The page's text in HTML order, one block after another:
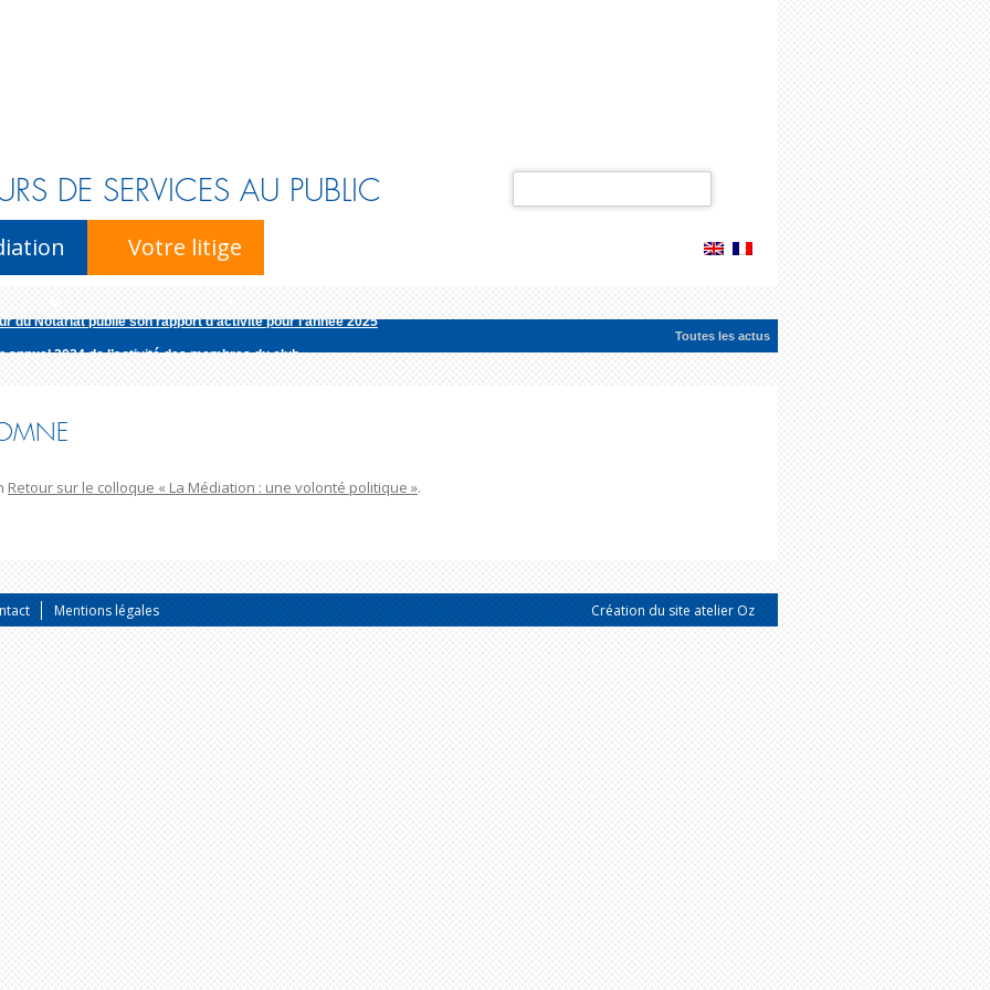
DE SERVICES AU PUBLIC Rechercher :
Skip to content
Votre litige
du Notariat publie son rapport d’activité pour l’année 2025
Toutes les actus
Retour sur le colloque « La Médiation : une volonté politique ».
Mentions légales Création du site atelier Oz